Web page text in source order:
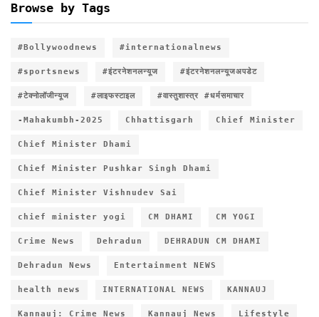
Browse by Tags
#Bollywoodnews #internationalnews
#sportsnews #इंटरनेशनलन्यूज #इंटरनेशनलन्यूजअपडेट
#टेक्नोलॉजीन्यूज #लाइफस्टाइल #वास्तुशास्त्र #धर्मसमाचार
-Mahakumbh-2025 Chhattisgarh Chief Minister
Chief Minister Dhami
Chief Minister Pushkar Singh Dhami
Chief Minister Vishnudev Sai
chief minister yogi CM DHAMI CM YOGI
Crime News Dehradun DEHRADUN CM DHAMI
Dehradun News Entertainment NEWS
health news INTERNATIONAL NEWS KANNAUJ
Kannauj: Crime News Kannauj News Lifestyle